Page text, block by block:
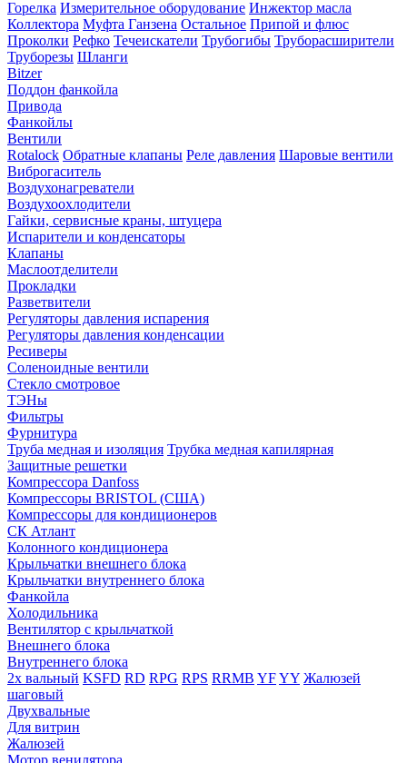
Горелка Измерительное оборудование Инжектор масла
Коллектора Муфта Ганзена Остальное Припой и флюс
Проколки Рефко Течеискатели Трубогибы Труборасширители
Труборезы Шланги
Bitzer
Поддон фанкойла
Привода
Фанкойлы
Вентили
Rotalock Обратные клапаны Реле давления Шаровые вентили
Виброгаситель
Воздухонагреватели
Воздухоохлодители
Гайки, сервисные краны, штуцера
Испарители и конденсаторы
Клапаны
Маслоотделители
Прокладки
Разветвители
Регуляторы давления испарения
Регуляторы давления конденсации
Ресиверы
Соленоидные вентили
Стекло смотровое
ТЭНы
Фильтры
Фурнитура
Труба медная и изоляция Трубка медная капилярная
Защитные решетки
Компрессора Danfoss
Компрессоры BRISTOL (США)
Компрессоры для кондиционеров
СК Атлант
Колонного кондиционера
Крыльчатки внешнего блока
Крыльчатки внутреннего блока
Фанкойла
Холодильника
Вентилятор с крыльчаткой
Внешнего блока
Внутреннего блока
2х вальный KSFD RD RPG RPS RRMB YFYY Жалюзей
шаговый
Двухвальные
Для витрин
Жалюзей
Мотор венилятора